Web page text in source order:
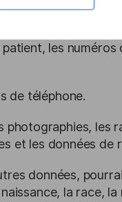
de passeport,
les
de téléphone.
photographies, les
et les données de
données,
la race,